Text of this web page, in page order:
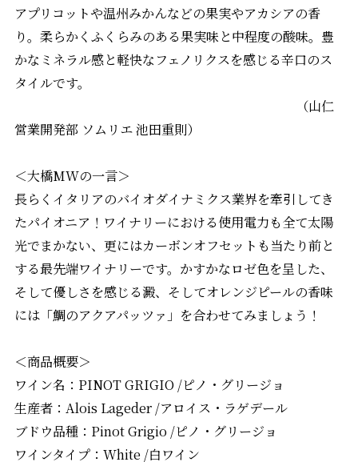
アプリコットや温州みかんなどの果実やアカシアの香
り。柔らかくふくらみのある果実味と中程度の酸味。豊
かなミネラル感と軽快なフェノリクスを感じる辛口のス
タイルです。
（山仁
営業開発部 ソムリエ 池田重則）
＜大橋MWの一言＞
長らくイタリアのバイオダイナミクス業界を牽引してき
たパイオニア！ワイナリーにおける使用電力も全て太陽
光でまかない、更にはカーボンオフセットも当たり前と
する最先端ワイナリーです。かすかなロゼ色を呈した、
そして優しさを感じる澱、そしてオレンジピールの香味
には「鯛のアクアパッツァ」を合わせてみましょう！
＜商品概要＞
ワイン名：PINOT GRIGIO /ピノ・グリージョ
生産者：Alois Lageder /アロイス・ラゲデール
ブドウ品種：Pinot Grigio /ピノ・グリージョ
ワインタイプ：White /白ワイン